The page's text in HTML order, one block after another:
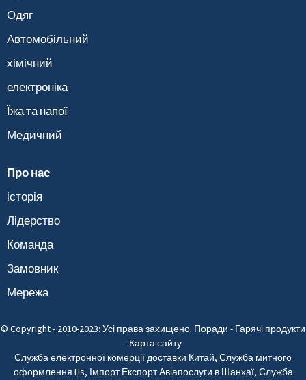
Одяг
Автомобільний
хімічний
електроніка
Їжа та напої
Медичний
Про нас
історія
Лідерство
Команда
Замовник
Мережа
© Copyright - 2010-2023: Усі права захищено. Поради - Гарячі продукти
- Карта сайту
Служба електронної комерції доставки Китай, Служба митного
оформлення Hs, Імпорт Експорт Авіапослуги в Шанхаї, Служба